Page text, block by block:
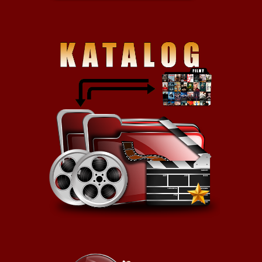
To co wyróżnia „Suburrę” to
kapitalny, gęsty klimat, który
niemal można kroić nożem. Tutaj
wręcz czuć ten zapach moralnej
zgnilizny, spowijającej cały Rzym,
miasto gdzie nie ma
pozytywnych bohaterów, są tylko
ci źli i ci jeszcze gorsi. Kapitalnie
podkreśla to metaforyczna,
finałowa scena (spokojnie, to
żaden spoiler) gdzie widzimy
potężny deszcz z zaciekłością
atakujący ulice Wiecznego